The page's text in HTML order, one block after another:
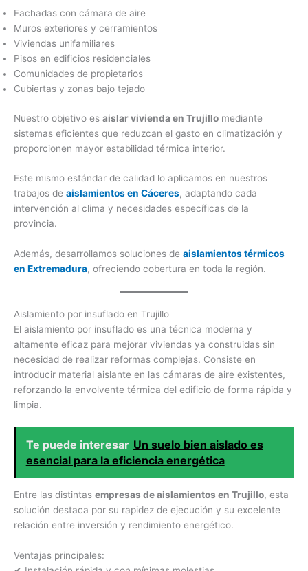
Fachadas con cámara de aire
Muros exteriores y cerramientos
Viviendas unifamiliares
Pisos en edificios residenciales
Comunidades de propietarios
Cubiertas y zonas bajo tejado
Nuestro objetivo es aislar vivienda en Trujillo mediante
sistemas eficientes que reduzcan el gasto en climatización y
proporcionen mayor estabilidad térmica interior.
Este mismo estándar de calidad lo aplicamos en nuestros
trabajos de aislamientos en Cáceres, adaptando cada
intervención al clima y necesidades específicas de la
provincia.
Además, desarrollamos soluciones de aislamientos térmicos
en Extremadura, ofreciendo cobertura en toda la región.
Aislamiento por insuflado en Trujillo
El aislamiento por insuflado es una técnica moderna y
altamente eficaz para mejorar viviendas ya construidas sin
necesidad de realizar reformas complejas. Consiste en
introducir material aislante en las cámaras de aire existentes,
reforzando la envolvente térmica del edificio de forma rápida y
limpia.
Te puede interesar Un suelo bien aislado es
esencial para la eficiencia energética
Entre las distintas empresas de aislamientos en Trujillo, esta
solución destaca por su rapidez de ejecución y su excelente
relación entre inversión y rendimiento energético.
Ventajas principales: